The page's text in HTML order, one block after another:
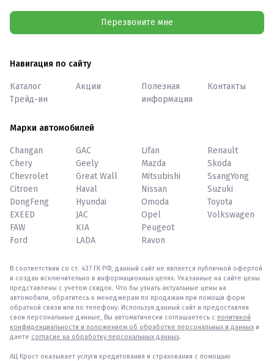
Перезвоните мне
Навигация по сайту
Каталог
Трейд-ин
Акции
Полезная
информация
Контакты
Марки автомобилей
Changan
Chery
Chevrolet
Citroen
DongFeng
EXEED
FAW
Ford
GAC
Geely
Great Wall
Haval
Hyundai
JAC
KIA
LADA
Lifan
Mazda
Mitsubishi
Nissan
Omoda
Opel
Peugeot
Ravon
Renault
Skoda
SsangYong
Suzuki
Toyota
Volkswagen
В соответствии со ст. 437 ГК РФ, данный сайт не является публичной офертой
и создан исключительно в информационных целях. Указанные на сайте цены
представлены с учетом скидок. Что бы узнать актуальные цены на
автомобили, обратитесь к менеджерам по продажам при помощи форм
обратной связи или по телефону. Используя данный сайт и предоставляя
свои персональные данные, Вы автоматически соглашаетесь с политикой
конфиденциальности и положением об обработке персональных и данных и
даете согласие на обработку персональных данных.
АЦ Крост оказывает услуги кредитования и страхования с помощью